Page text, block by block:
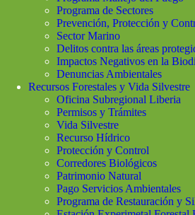
Programa de Sectores
Prevención, Protección y
Sector Marino
Delitos contra las áreas
Impactos Negativos en la
Denuncias Ambientales
Recursos Forestales y Vida Silvestre
Oficina Subregional Liberia
Permisos y Trámites
Vida Silvestre
Recurso Hídrico
Protección y Control
Corredores Biológicos
Patrimonio Natural
Pago Servicios Ambientales
Programa de Restauración y